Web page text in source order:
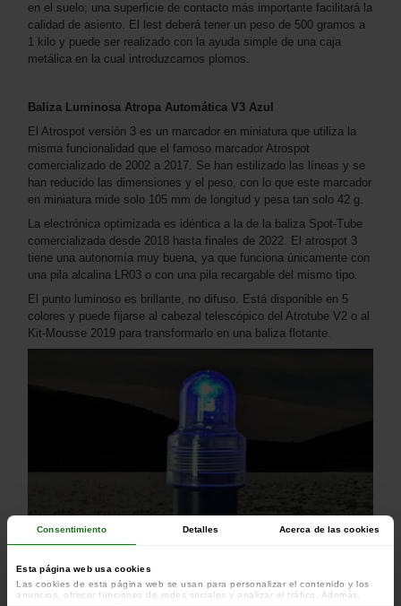
Consentimiento Detalles Acerca de las cookies
Esta página web usa cookies
Las cookies de esta página web se usan para personalizar el contenido y los
anuncios, ofrecer funciones de redes sociales y analizar el tráfico. Además,
en el suelo; una superficie de contacto más importante facilitará la
calidad de asiento. El lest deberá tener un peso de 500 gramos a
1 kilo y puede ser realizado con la ayuda simple de una caja
metálica en la cual introduzcamos plomos.
Baliza Luminosa Atropa Automática V3 Azul
El Atrospot versión 3 es un marcador en miniatura que utiliza la
misma funcionalidad que el famoso marcador Atrospot
comercializado de 2002 a 2017. Se han estilizado las líneas y se
han reducido las dimensiones y el peso, con lo que este marcador
en miniatura mide solo 105 mm de longitud y pesa tan solo 42 g.
La electrónica optimizada es idéntica a la de la baliza Spot-Tube
comercializada desde 2018 hasta finales de 2022. El atrospot 3
tiene una autonomía muy buena, ya que funciona únicamente con
una pila alcalina LR03 o con una pila recargable del mismo tipo.
El punto luminoso es brillante, no difuso. Está disponible en 5
colores y puede fijarse al cabezal telescópico del Atrotube V2 o al
Kit-Mousse 2019 para transformarlo en una baliza flotante.